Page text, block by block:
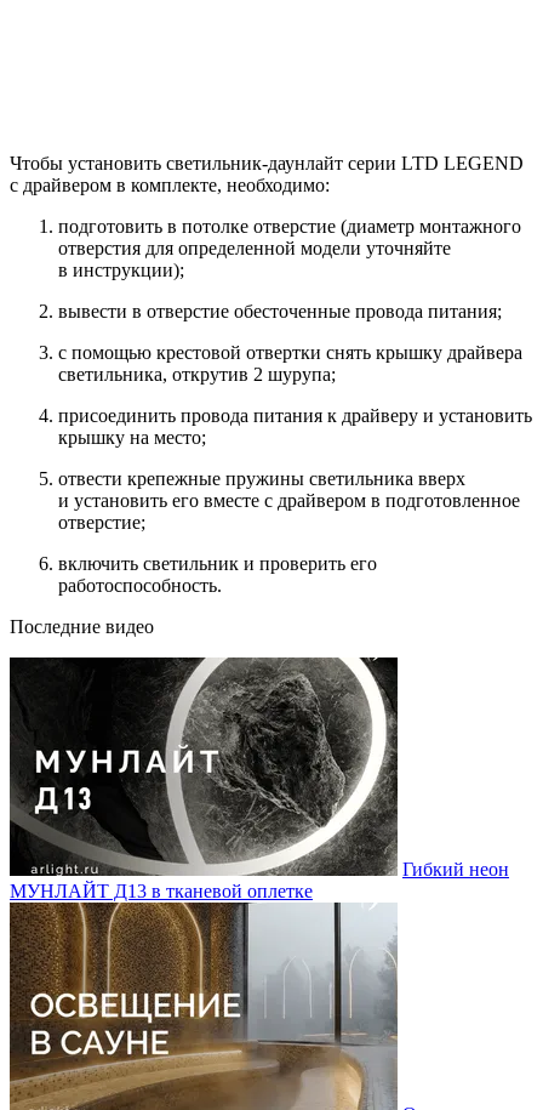
Чтобы установить светильник-даунлайт серии LTD LEGEND
с драйвером в комплекте, необходимо:
подготовить в потолке отверстие (диаметр монтажного
отверстия для определенной модели уточняйте
в инструкции);
вывести в отверстие обесточенные провода питания;
с помощью крестовой отвертки снять крышку драйвера
светильника, открутив 2 шурупа;
присоединить провода питания к драйверу и установить
крышку на место;
отвести крепежные пружины светильника вверх
и установить его вместе с драйвером в подготовленное
отверстие;
включить светильник и проверить его
работоспособность.
Последние видео
Гибкий неон
МУНЛАЙТ Д13 в тканевой оплетке